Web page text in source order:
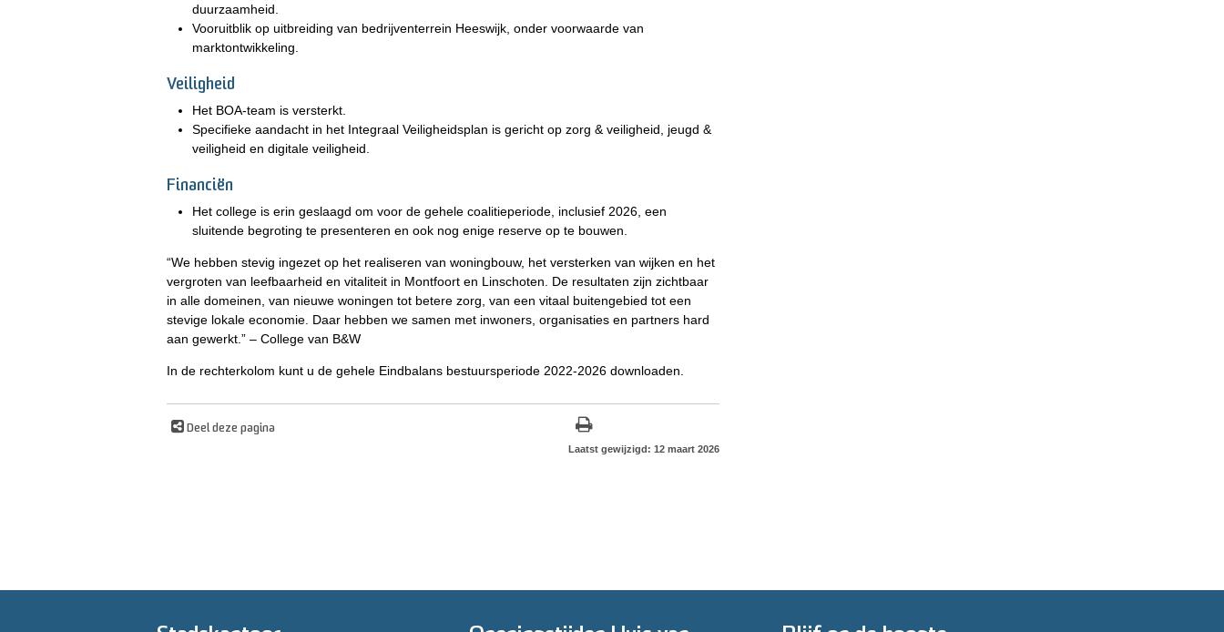
duurzaamheid.
Vooruitblik op uitbreiding van bedrijventerrein Heeswijk, onder voorwaarde van
marktontwikkeling.
Veiligheid
Het BOA-team is versterkt.
Specifieke aandacht in het Integraal Veiligheidsplan is gericht op zorg & veiligheid, jeugd &
veiligheid en digitale veiligheid.
Financiën
Het college is erin geslaagd om voor de gehele coalitieperiode, inclusief 2026, een
sluitende begroting te presenteren en ook nog enige reserve op te bouwen.
“We hebben stevig ingezet op het realiseren van woningbouw, het versterken van wijken en het
vergroten van leefbaarheid en vitaliteit in Montfoort en Linschoten. De resultaten zijn zichtbaar
in alle domeinen, van nieuwe woningen tot betere zorg, van een vitaal buitengebied tot een
stevige lokale economie. Daar hebben we samen met inwoners, organisaties en partners hard
aan gewerkt.” – College van B&W
In de rechterkolom kunt u de gehele Eindbalans bestuursperiode 2022-2026 downloaden.
Deel deze pagina
Laatst gewijzigd: 12 maart 2026